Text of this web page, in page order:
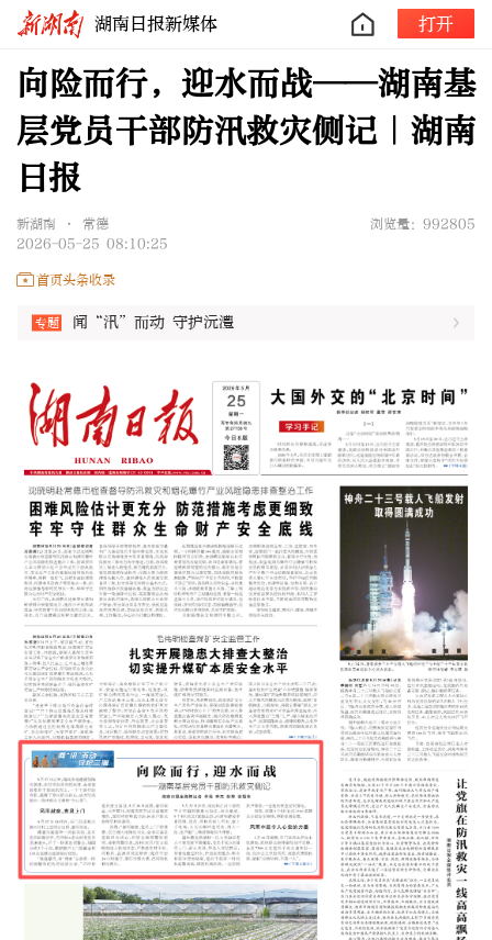
湖南日报新媒体 打开
向险而行，迎水而战——湖南基
层党员干部防汛救灾侧记｜湖南
日报
新湖南 • 常德
浏览量：992805
2026-05-25 08:10:25
首页头条收录
闻“汛”而动 守护沅澧